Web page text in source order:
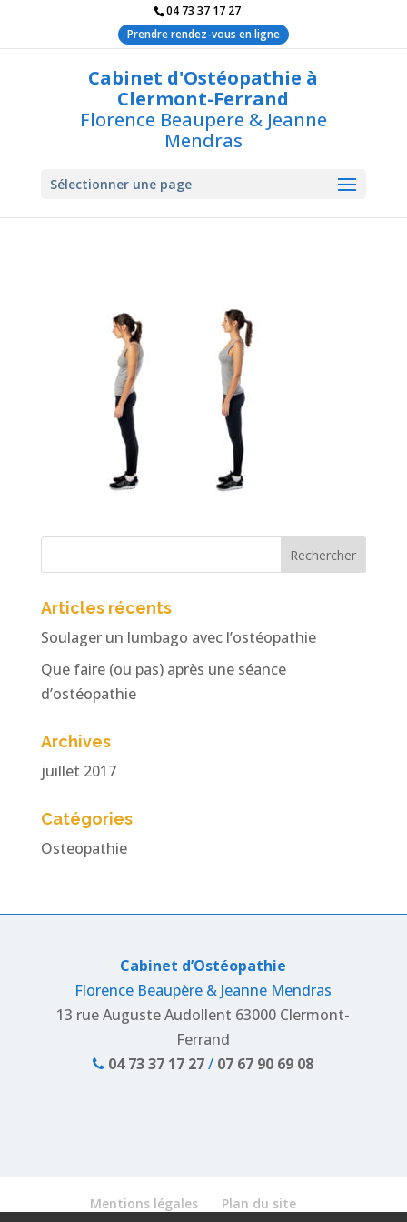
04 73 37 17 27
Prendre rendez-vous en ligne
Cabinet d'Ostéopathie à
Clermont-Ferrand
Florence Beaupere & Jeanne
Mendras
Sélectionner une page
Articles récents
Soulager un lumbago avec l’ostéopathie
Que faire (ou pas) après une séance
d’ostéopathie
Archives
juillet 2017
Catégories
Osteopathie
Cabinet d’Ostéopathie
Florence Beaupère & Jeanne Mendras
13 rue Auguste Audollent 63000 Clermont-
Ferrand
04 73 37 17 27/ 07 67 90 69 08
Mentions légales
Plan du site